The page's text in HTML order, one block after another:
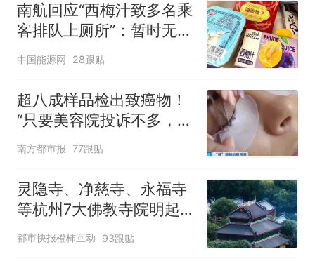
南航回应“西梅汁致多名乘
客排队上厕所”：暂时无法
核查是否发放西梅汁
中国能源网 28跟贴
超八成样品检出致癌物！
“只要美容院投诉不多，店
家就不会更换产品”
南方都市报 77跟贴
灵隐寺、净慈寺、永福寺
等杭州7大佛教寺院明起
临时关闭，别跑空了
都市快报橙柿互动 93跟贴